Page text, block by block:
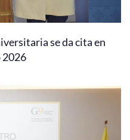
se da cita en
2026